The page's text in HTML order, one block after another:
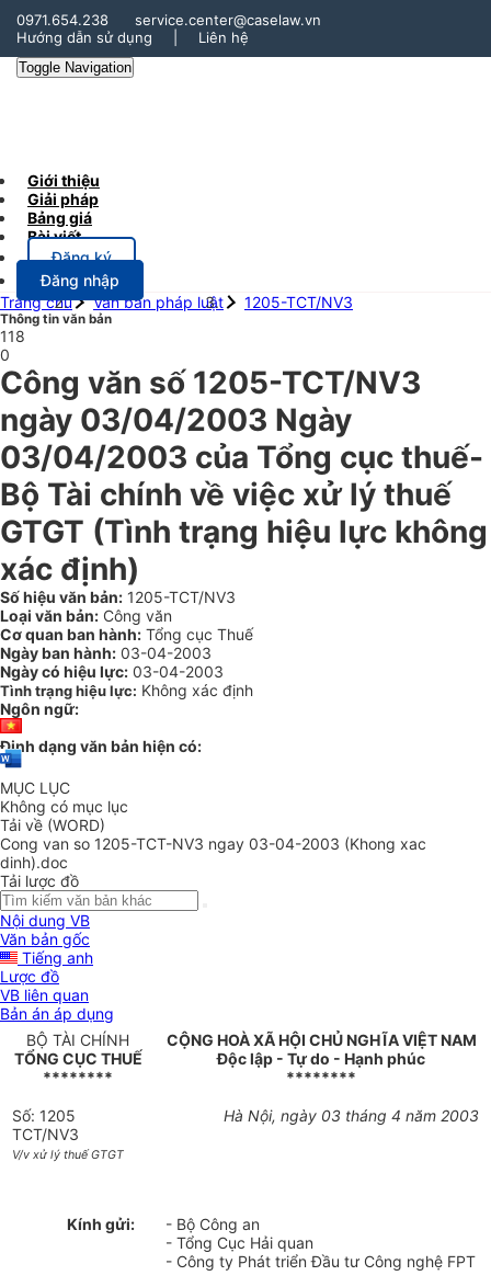
0971.654.238
service.center@caselaw.vn
Hướng dẫn sử dụng
Liên hệ
Toggle Navigation
Giới thiệu
Giải pháp
Bảng giá
Bài viết
Đăng ký
Đăng nhập
Trang chủ
Văn bản pháp luật 1205-TCT/NV3
Thông tin văn bản
118
0
Công văn số 1205-TCT/NV3
ngày 03/04/2003 Ngày
03/04/2003 của Tổng cục thuế-
Bộ Tài chính về việc xử lý thuế
GTGT (Tình trạng hiệu lực không
xác định)
Số hiệu văn bản: 1205-TCT/NV3
Loại văn bản: Công văn
Cơ quan ban hành: Tổng cục Thuế
Ngày ban hành: 03-04-2003
Ngày có hiệu lực: 03-04-2003
Tình trạng hiệu lực: Không xác định
Ngôn ngữ:
Định dạng văn bản hiện có:
MỤC LỤC
Không có mục lục
Tải về (WORD)
Cong van so 1205-TCT-NV3 ngay 03-04-2003 (Khong xac
dinh).doc
Tải lược đồ
Nội dung VB
Văn bản gốc
Tiếng anh
Lược đồ
VB liên quan
Bản án áp dụng
BỘ TÀI CHÍNH
TỔNG CỤC THUẾ
********
CỘNG HOÀ XÃ HỘI CHỦ NGHĨA VIỆT NAM
Độc lập - Tự do - Hạnh phúc
********
Số: 1205
TCT/NV3
V/v xử lý thuế GTGT
Hà Nội, ngày 03 tháng 4 năm 2003
Kính gửi:
- Bộ Công an
- Tổng Cục Hải quan
- Công ty Phát triển Đầu tư Công nghệ FPT